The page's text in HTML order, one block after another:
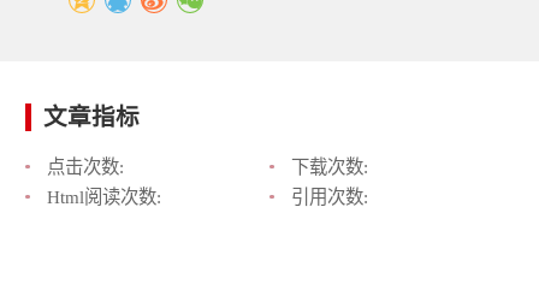
文章指标
点击次数:
下载次数:
Html阅读次数:
引用次数: